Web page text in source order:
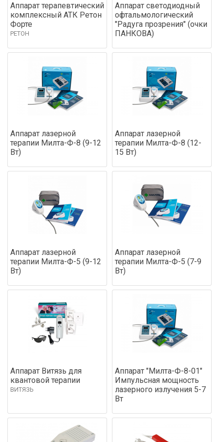
Аппарат терапевтический
комплексный АТК Ретон
Форте
РЕТОН
Аппарат светодиодный
офтальмологический
"Радуга прозрения" (очки
ПАНКОВА)
Аппарат лазерной
терапии Милта-Ф-8 (9-12
Вт)
Аппарат лазерной
терапии Милта-Ф-8 (12-
15 Вт)
Аппарат лазерной
терапии Милта-Ф-5 (9-12
Вт)
Аппарат лазерной
терапии Милта-Ф-5 (7-9
Вт)
Аппарат Витязь для
квантовой терапии
ВИТЯЗЬ
Аппарат "Милта-Ф-8-01"
Импульсная мощность
лазерного излучения 5-7
Вт